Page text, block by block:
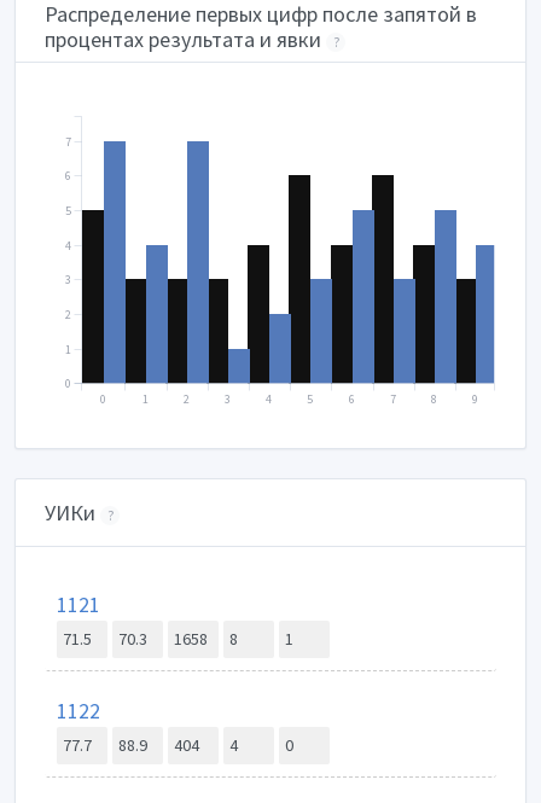
Распределение первых цифр после запятой в
процентах результата и явки
?
0 1 2 3 4 5 6 7 8 9
0
1
2
3
4
5
6
7
УИКи ?
1121
71.5 70.3 1658 8 1
1122
77.7 88.9 404 4 0